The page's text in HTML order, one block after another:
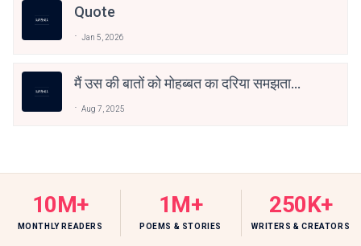
Quote
Jan 5, 2026
मैं उस की बातों को मोहब्बत का दरिया समझता
@haneefshikohabadi
Aug 7, 2025
10M+
MONTHLY READERS
1M+
POEMS & STORIES
250K+
WRITERS & CREATORS